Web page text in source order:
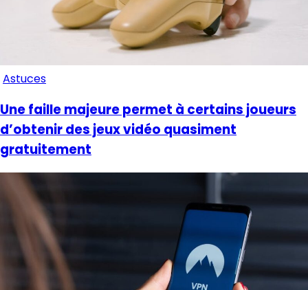
Astuces
Une faille majeure permet à certains joueurs
d’obtenir des jeux vidéo quasiment
gratuitement